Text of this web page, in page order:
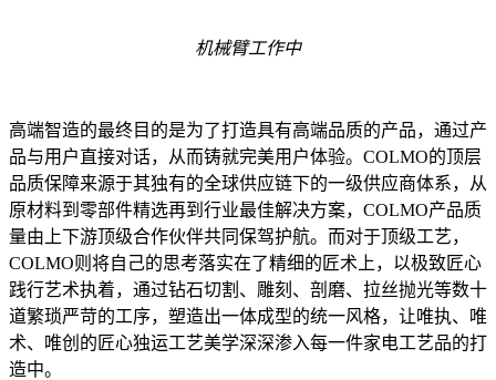
机械臂工作中
高端智造的最终目的是为了打造具有高端品质的产品，通过产
品与用户直接对话，从而铸就完美用户体验。COLMO的顶层
品质保障来源于其独有的全球供应链下的一级供应商体系，从
原材料到零部件精选再到行业最佳解决方案，COLMO产品质
量由上下游顶级合作伙伴共同保驾护航。而对于顶级工艺，
COLMO则将自己的思考落实在了精细的匠术上，以极致匠心
践行艺术执着，通过钻石切割、雕刻、剖磨、拉丝抛光等数十
道繁琐严苛的工序，塑造出一体成型的统一风格，让唯执、唯
术、唯创的匠心独运工艺美学深深渗入每一件家电工艺品的打
造中。